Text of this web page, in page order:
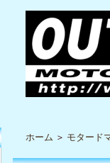
ホーム ＞ モタード